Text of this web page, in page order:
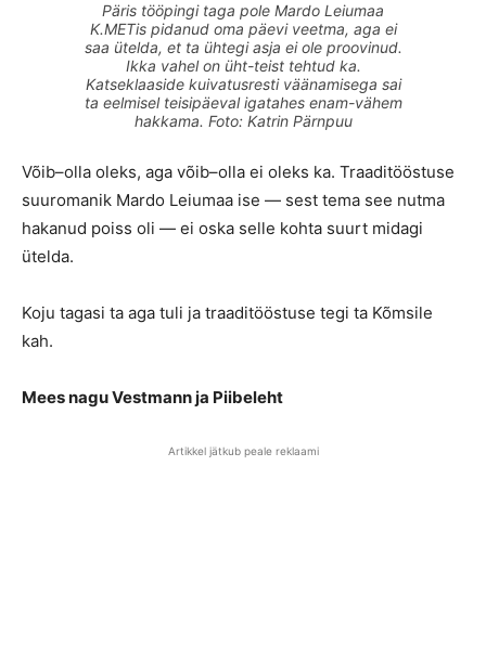
Päris tööpingi taga pole Mardo Leiumaa
K.METis pidanud oma päevi veetma, aga ei
saa ütelda, et ta ühtegi asja ei ole proovinud.
Ikka vahel on üht-teist tehtud ka.
Katseklaaside kuivatusresti väänamisega sai
ta eelmisel teisipäeval igatahes enam-vähem
hakkama. Foto: Katrin Pärnpuu
Võib–olla oleks, aga võib–olla ei oleks ka. Traaditööstuse
suuromanik Mardo Leiumaa ise — sest tema see nutma
hakanud poiss oli — ei oska selle kohta suurt midagi
ütelda.
Koju tagasi ta aga tuli ja traaditööstuse tegi ta Kõmsile
kah.
Mees nagu Vestmann ja Piibeleht
Artikkel jätkub peale reklaami